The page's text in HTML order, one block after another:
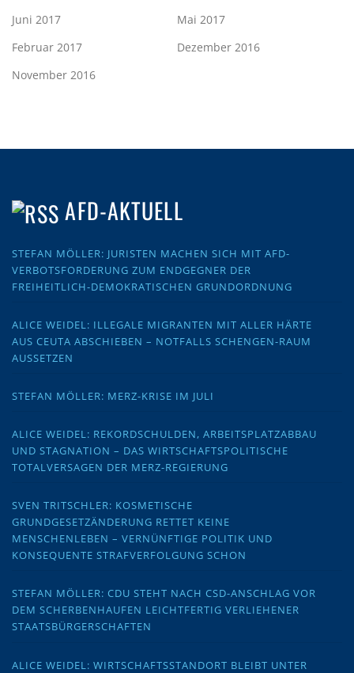
Juni 2017
Mai 2017
Februar 2017
Dezember 2016
November 2016
AFD-AKTUELL
STEFAN MÖLLER: JURISTEN MACHEN SICH MIT AFD-
VERBOTSFORDERUNG ZUM ENDGEGNER DER
FREIHEITLICH-DEMOKRATISCHEN GRUNDORDNUNG
ALICE WEIDEL: ILLEGALE MIGRANTEN MIT ALLER HÄRTE
AUS CEUTA ABSCHIEBEN – NOTFALLS SCHENGEN-RAUM
AUSSETZEN
STEFAN MÖLLER: MERZ-KRISE IM JULI
ALICE WEIDEL: REKORDSCHULDEN, ARBEITSPLATZABBAU
UND STAGNATION – DAS WIRTSCHAFTSPOLITISCHE
TOTALVERSAGEN DER MERZ-REGIERUNG
SVEN TRITSCHLER: KOSMETISCHE
GRUNDGESETZÄNDERUNG RETTET KEINE
MENSCHENLEBEN – VERNÜNFTIGE POLITIK UND
KONSEQUENTE STRAFVERFOLGUNG SCHON
STEFAN MÖLLER: CDU STEHT NACH CSD-ANSCHLAG VOR
DEM SCHERBENHAUFEN LEICHTFERTIG VERLIEHENER
STAATSBÜRGERSCHAFTEN
ALICE WEIDEL: WIRTSCHAFTSSTANDORT BLEIBT UNTER